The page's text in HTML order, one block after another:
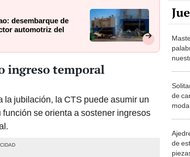
desembarque de
automotriz del
ingreso temporal
la jubilación, la CTS puede asumir un
se orienta a sostener ingresos
de
de